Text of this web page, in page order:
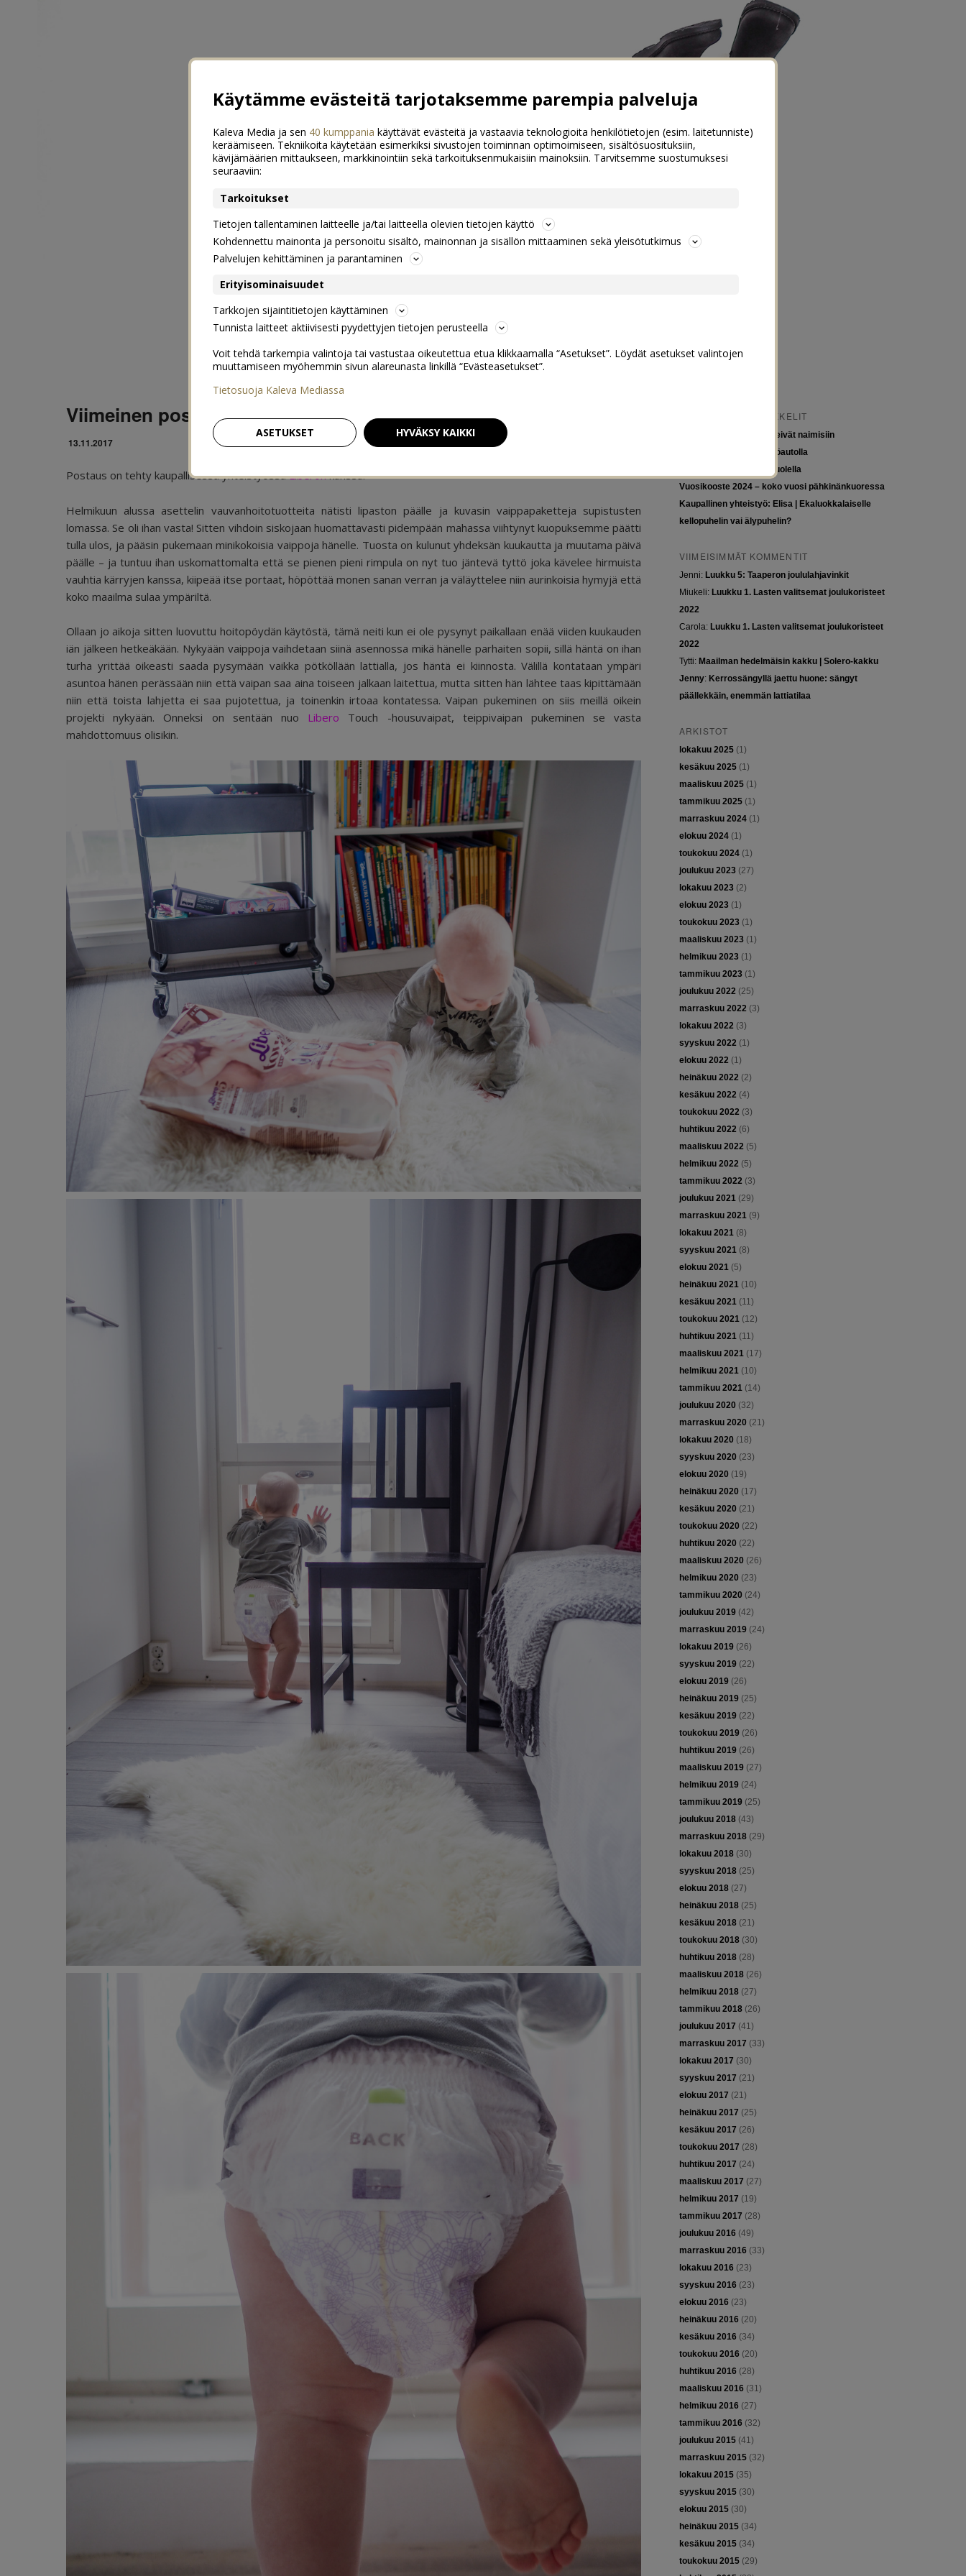
Viimeinen postaus vaippalähettiläänä
13.11.2017
Postaus on tehty kaupallisessa yhteistyössäLiberonkanssa.
Helmikuun alussa asettelin vauvanhoitotuotteita nätisti lipaston päälle ja kuvasin vaippapaketteja supistusten
lomassa. Se oli ihan vasta! Sitten vihdoin siskojaan huomattavasti pidempään mahassa viihtynyt kuopuksemme päätti
tulla ulos, ja pääsin pukemaan minikokoisia vaippoja hänelle. Tuosta on kulunut yhdeksän kuukautta ja muutama päivä
päälle – ja tuntuu ihan uskomattomalta että se pienen pieni rimpula on nyt tuo jäntevä tyttö joka kävelee hirmuista
vauhtia kärryjen kanssa, kiipeää itse portaat, höpöttää monen sanan verran ja väläyttelee niin aurinkoisia hymyjä että
koko maailma sulaa ympäriltä.
Ollaan jo aikoja sitten luovuttu hoitopöydän käytöstä, tämä neiti kun ei ole pysynyt paikallaan enää viiden kuukauden
iän jälkeen hetkeäkään. Nykyään vaippoja vaihdetaan siinä asennossa mikä hänelle parhaiten sopii, sillä häntä on ihan
turha yrittää oikeasti saada pysymään vaikka pötköllään lattialla, jos häntä ei kiinnosta. Välillä kontataan ympäri
asuntoa hänen perässään niin että vaipan saa aina toiseen jalkaan laitettua, mutta sitten hän lähtee taas kipittämään
niin että toista lahjetta ei saa pujotettua, ja toinenkin irtoaa kontatessa. Vaipan pukeminen on siis meillä oikein
projekti nykyään. Onneksi on sentään nuo Libero Touch -housuvaipat, teippivaipan pukeminen se vasta
mahdottomuus olisikin.
VIIMEISIMMÄT ARTIKKELIT
Tytöt kuuluvat kouluun, eivät naimisiin
Euroopan roadtrip sähköautolla
Tyttöjen ja tasa-arvon puolella
Vuosikooste 2024 – koko vuosi pähkinänkuoressa
Kaupallinen yhteistyö: Elisa | Ekaluokkalaiselle
kellopuhelin vai älypuhelin?
VIIMEISIMMÄT KOMMENTIT
Jenni: Luukku 5: Taaperon joululahjavinkit
Miukeli: Luukku 1. Lasten valitsemat joulukoristeet
2022
Carola: Luukku 1. Lasten valitsemat joulukoristeet
2022
Tytti: Maailman hedelmäisin kakku | Solero-kakku
Jenny: Kerrossängyllä jaettu huone: sängyt
päällekkäin, enemmän lattiatilaa
ARKISTOT
lokakuu 2025(1)
kesäkuu 2025(1)
maaliskuu 2025(1)
tammikuu 2025(1)
marraskuu 2024(1)
elokuu 2024(1)
toukokuu 2024(1)
joulukuu 2023(27)
lokakuu 2023(2)
elokuu 2023(1)
toukokuu 2023(1)
maaliskuu 2023(1)
helmikuu 2023(1)
tammikuu 2023(1)
joulukuu 2022(25)
marraskuu 2022(3)
lokakuu 2022(3)
syyskuu 2022(1)
elokuu 2022(1)
heinäkuu 2022(2)
kesäkuu 2022(4)
toukokuu 2022(3)
huhtikuu 2022(6)
maaliskuu 2022(5)
helmikuu 2022(5)
tammikuu 2022(3)
joulukuu 2021(29)
marraskuu 2021(9)
lokakuu 2021(8)
syyskuu 2021(8)
elokuu 2021(5)
heinäkuu 2021(10)
kesäkuu 2021(11)
toukokuu 2021(12)
huhtikuu 2021(11)
maaliskuu 2021(17)
helmikuu 2021(10)
tammikuu 2021(14)
joulukuu 2020 (32)
marraskuu 2020 (21)
lokakuu 2020 (18)
syyskuu 2020 (23)
elokuu 2020 (19)
heinäkuu 2020 (17)
kesäkuu 2020 (21)
toukokuu 2020 (22)
huhtikuu 2020 (22)
maaliskuu 2020 (26)
helmikuu 2020 (23)
tammikuu 2020 (24)
joulukuu 2019(42)
marraskuu 2019(24)
lokakuu 2019(26)
syyskuu 2019(22)
elokuu 2019(26)
heinäkuu 2019(25)
kesäkuu 2019(22)
toukokuu 2019(26)
huhtikuu 2019(26)
maaliskuu 2019(27)
helmikuu 2019(24)
tammikuu 2019(25)
joulukuu 2018(43)
marraskuu 2018(29)
lokakuu 2018(30)
syyskuu 2018(25)
elokuu 2018(27)
heinäkuu 2018(25)
kesäkuu 2018(21)
toukokuu 2018(30)
huhtikuu 2018(28)
maaliskuu 2018(26)
helmikuu 2018(27)
tammikuu 2018(26)
joulukuu 2017 (41)
marraskuu 2017 (33)
lokakuu 2017 (30)
syyskuu 2017 (21)
elokuu 2017 (21)
heinäkuu 2017 (25)
kesäkuu 2017 (26)
toukokuu 2017 (28)
huhtikuu 2017 (24)
maaliskuu 2017 (27)
helmikuu 2017 (19)
tammikuu 2017 (28)
joulukuu 2016 (49)
marraskuu 2016 (33)
lokakuu 2016 (23)
syyskuu 2016 (23)
elokuu 2016 (23)
heinäkuu 2016 (20)
kesäkuu 2016 (34)
toukokuu 2016 (20)
huhtikuu 2016 (28)
maaliskuu 2016 (31)
helmikuu 2016 (27)
tammikuu 2016 (32)
joulukuu 2015(41)
marraskuu 2015(32)
lokakuu 2015(35)
syyskuu 2015(30)
elokuu 2015(30)
heinäkuu 2015(34)
kesäkuu 2015(34)
toukokuu 2015(29)
Käytämme evästeitä tarjotaksemme parempia palveluja
Kaleva Media ja sen 40 kumppania käyttävät evästeitä ja vastaavia teknologioita henkilötietojen (esim. laitetunniste)
keräämiseen. Tekniikoita käytetään esimerkiksi sivustojen toiminnan optimoimiseen, sisältösuosituksiin,
kävijämäärien mittaukseen, markkinointiin sekä tarkoituksenmukaisiin mainoksiin. Tarvitsemme suostumuksesi
seuraaviin:
Tarkoitukset
Tietojen tallentaminen laitteelle ja/tai laitteella olevien tietojen käyttö
Kohdennettu mainonta ja personoitu sisältö, mainonnan ja sisällön mittaaminen sekä yleisötutkimus
Palvelujen kehittäminen ja parantaminen
Erityisominaisuudet
Tarkkojen sijaintitietojen käyttäminen
Tunnista laitteet aktiivisesti pyydettyjen tietojen perusteella
Voit tehdä tarkempia valintoja tai vastustaa oikeutettua etua klikkaamalla “Asetukset”. Löydät asetukset valintojen
muuttamiseen myöhemmin sivun alareunasta linkillä “Evästeasetukset”.
Tietosuoja Kaleva Mediassa
ASETUKSET HYVÄKSY KAIKKI